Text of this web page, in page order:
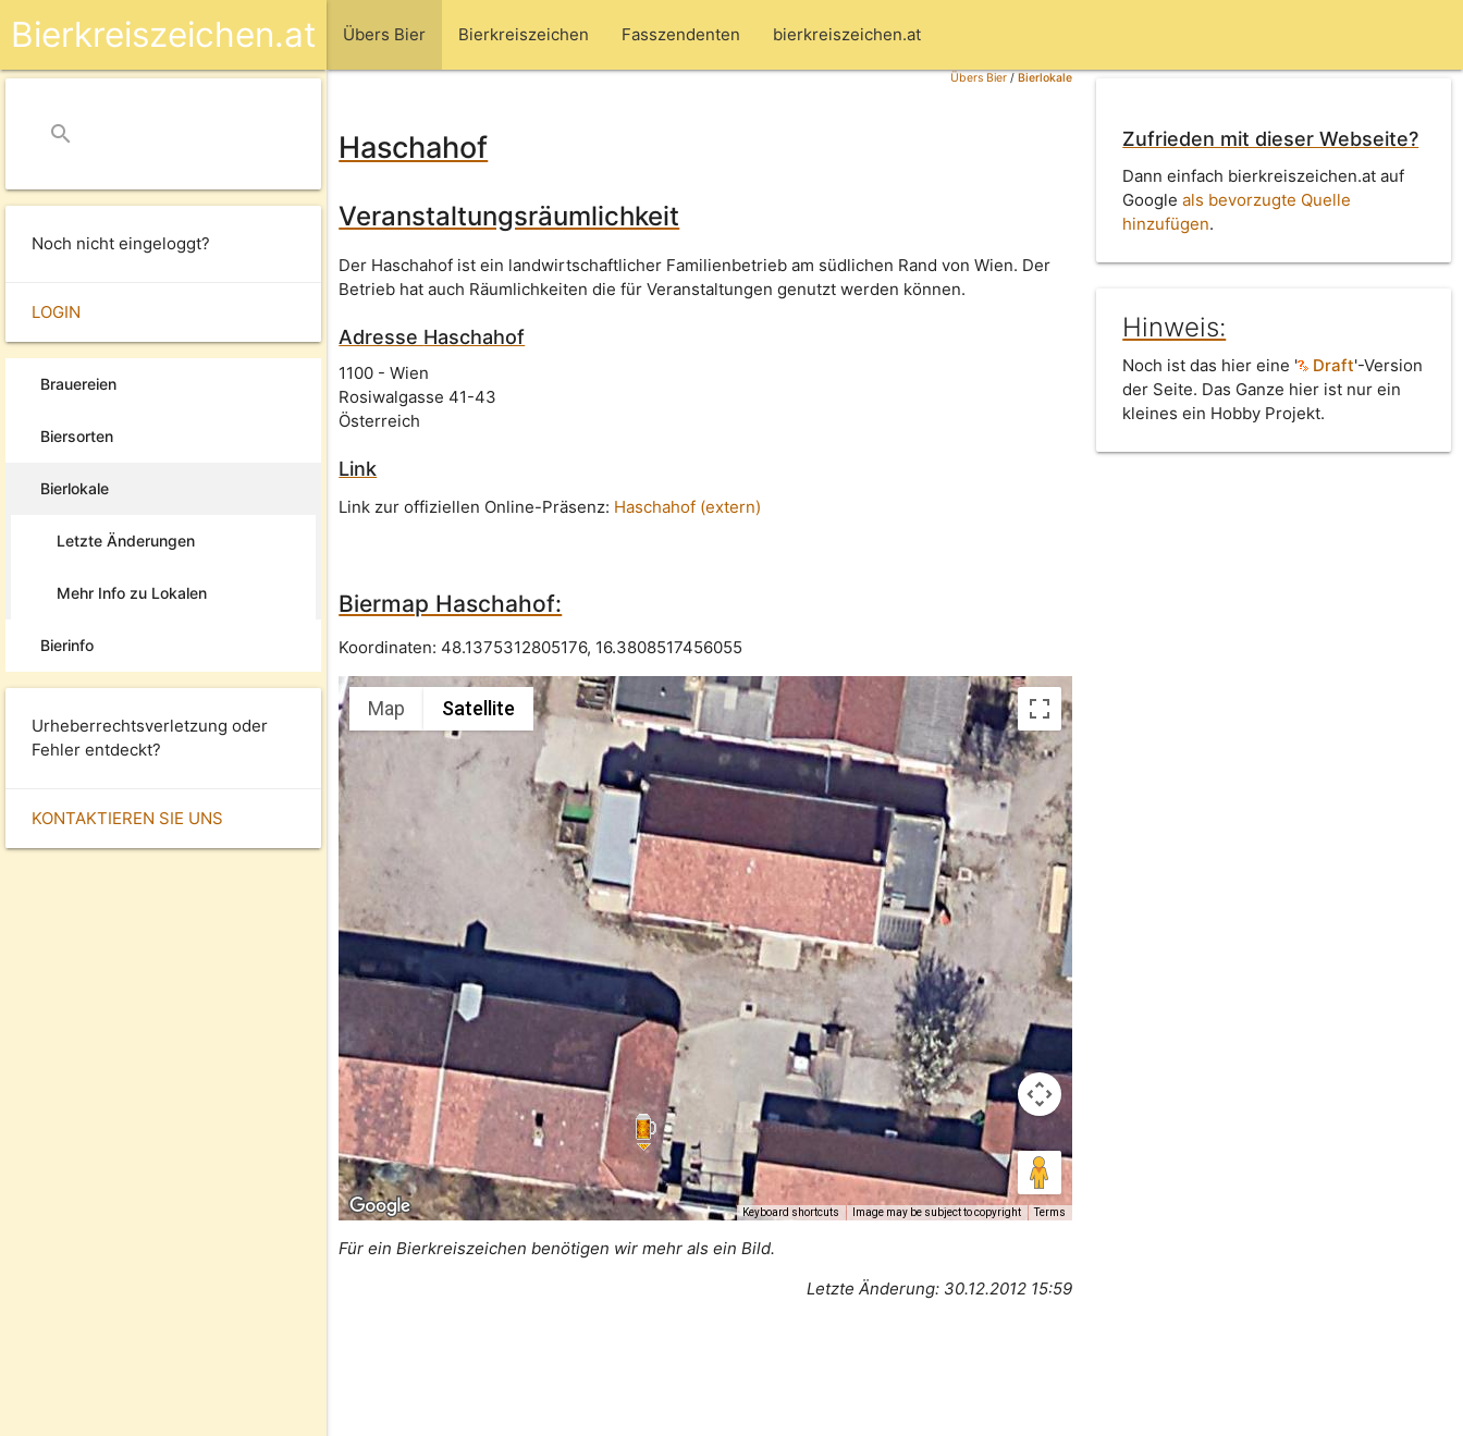
Übers Bier Bierkreiszeichen Fasszendenten bierkreiszeichen.at
Bierkreiszeichen.at
search
Noch nicht eingeloggt?
LOGIN
Brauereien
Biersorten
Bierlokale
Letzte Änderungen
Mehr Info zu Lokalen
Bierinfo
Urheberrechtsverletzung oder
Fehler entdeckt?
KONTAKTIEREN SIE UNS
Übers Bier/Bierlokale
Haschahof
Veranstaltungsräumlichkeit
Der Haschahof ist ein landwirtschaftlicher Familienbetrieb am südlichen Rand von Wien. Der
Betrieb hat auch Räumlichkeiten die für Veranstaltungen genutzt werden können.
Adresse Haschahof
1100 -Wien
Rosiwalgasse 41-43
Österreich
Link
Link zur offiziellen Online-Präsenz: Haschahof (extern)
Biermap Haschahof:
Koordinaten:48.1375312805176, 16.3808517456055
Map Satellite
Keyboard shortcuts Image may be subject to copyright Terms
Für ein Bierkreiszeichen benötigen wir mehr als ein Bild.
Letzte Änderung: 30.12.2012 15:59
Zufrieden mit dieser Webseite?
Dann einfach bierkreiszeichen.at auf
Googleals bevorzugte Quelle
hinzufügen.
Hinweis:
Noch ist das hier eine ' Draft'-Version
der Seite. Das Ganze hier ist nur ein
kleines ein Hobby Projekt.